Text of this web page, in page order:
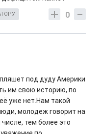
0
под дуду Америки
им свою историю, по
уже нет.Нам такой
молодеж говорит на
тем более это